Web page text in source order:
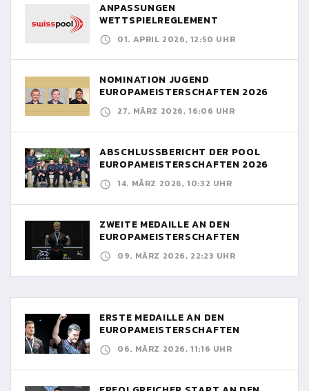
ANPASSUNGEN
WETTSPIELREGLEMENT
01. APRIL 2026, 12:50 UHR
NOMINATION JUGEND
EUROPAMEISTERSCHAFTEN 2026
27. MÄRZ 2026, 16:06 UHR
ABSCHLUSSBERICHT DER POOL
EUROPAMEISTERSCHAFTEN 2026
14. MÄRZ 2026, 10:32 UHR
ZWEITE MEDAILLE AN DEN
EUROPAMEISTERSCHAFTEN
09. MÄRZ 2026, 22:23 UHR
ERSTE MEDAILLE AN DEN
EUROPAMEISTERSCHAFTEN
06. MÄRZ 2026, 11:16 UHR